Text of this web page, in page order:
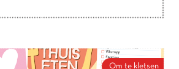
Om te kletsen